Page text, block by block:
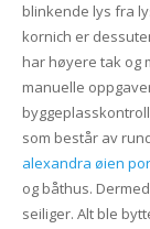
blinkende lys fra
kornich er
har høyere tak og
manuelle
som består av
alexandra øien
og båthus.
seiliger. Alt ble